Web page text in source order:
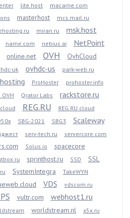
lite.host
macarne.com
masterhost
mcs.mail.ru
miran.ru
msk.host
name.com nebius.ai
NetPoint
online.net OVH OvhCloud
uk ovhdc-us
park-web.ru
ProHoster
prohoster.info
Qrator Labs rackstore.ru
REG.RU REG.RU cloud
SBG-2021 SBG3 Scaleway
serv-tech.ru
servercore.com
Solus.io spacecore
sprinthost.ru SSD
SSL
SystemIntegra
TakeWYN
VDS vdscom.ru
vultr.com webhost1.ru
worldstream.nl
x5x.ru